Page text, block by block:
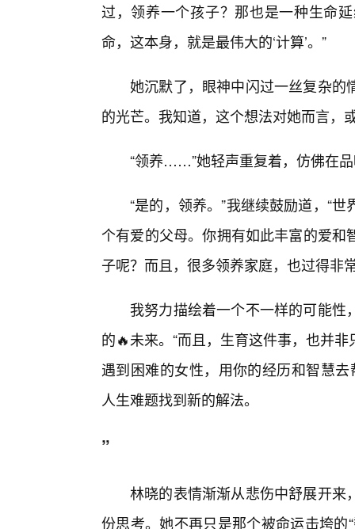
过，领养一个孩子？那也是一种生命
命，这本身，就是最伟大的‘计算’。”
她沉默了，眼神中闪过一丝复杂的
的光芒。我知道，这个想法对她而言，
“领养……”她轻声重复着，仿佛在
“是的，领养。”我继续鼓励道，“
个有爱的父母。你拥有如此丰富的爱
子呢？而且，很多领养家庭，也过得非
我努力描绘着一个不一样的可能
的🔥未来。“而且，生育这件事，也并
遇到困难的女性，用你的经历和智慧
人生难题找到新的解法。
”
林晓的表情渐渐从悲伤中舒展开来
份思考。她不再只是那个被命运击垮